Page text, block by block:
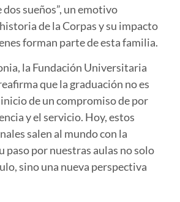
sueños”, un emotivo
de la Corpas y su impacto
forman parte de esta familia.
la Fundación Universitaria
que la graduación no es
de un compromiso de por
y el servicio. Hoy, estos
salen al mundo con la
paso por nuestras aulas no solo
sino una nueva perspectiva